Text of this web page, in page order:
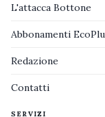
L'attacca Bottone
Abbonamenti
Redazione
Contatti
SERVIZI